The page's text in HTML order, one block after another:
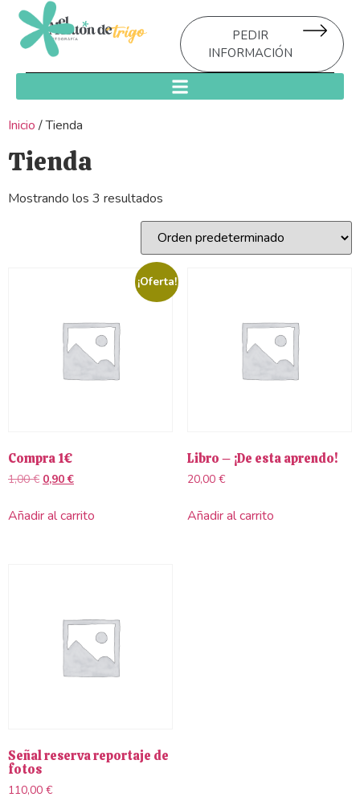
PEDIR
INFORMACIÓN
Inicio / Tienda
Tienda
Mostrando los 3 resultados
¡Oferta!
Compra 1€
1,00€ 0,90€
Añadir al carrito
Libro – ¡De esta aprendo!
20,00 €
Añadir al carrito
Señal reserva reportaje de
fotos
110,00 €